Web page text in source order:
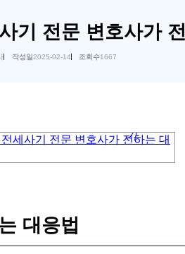
기 전문 변호사가
작성일2025-02-14 조회수1667
대응법